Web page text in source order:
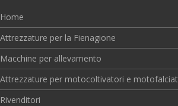
Home
Attrezzature per la Fienagione
Macchine per allevamento
Attrezzature per motocoltivatori e
Rivenditori